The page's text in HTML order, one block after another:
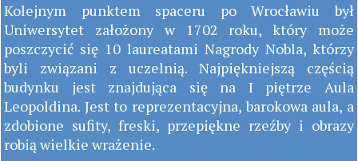
Kolejnym punktem spaceru po Wrocławiu był
Uniwersytet założony w 1702 roku, który może
poszczycić się 10 laureatami Nagrody Nobla, którzy
byli związani z uczelnią. Najpiękniejszą częścią
budynku jest znajdująca się na I piętrze Aula
Leopoldina. Jest to reprezentacyjna, barokowa aula, a
zdobione sufity, freski, przepiękne rzeźby i obrazy
robią wielkie wrażenie.